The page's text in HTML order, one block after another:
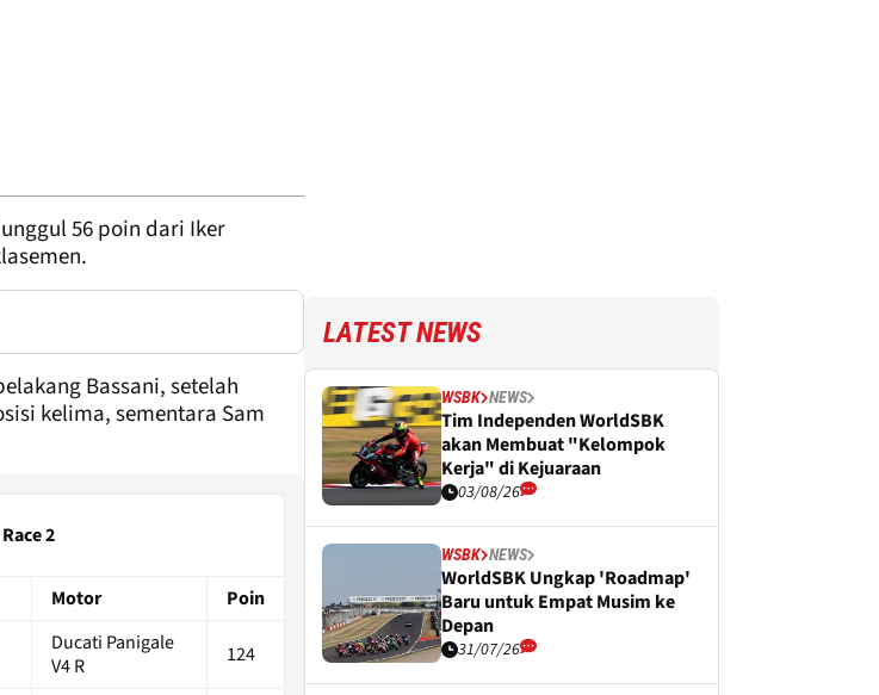
56 poin dari Iker
Bassani, setelah
kelima, sementara Sam
2
Motor Poin
Ducati Panigale
V4 R
124
LATEST NEWS
WSBK NEWS
Tim Independen WorldSBK
akan Membuat "Kelompok
Kerja" di Kejuaraan
03/08/26
WSBK NEWS
WorldSBK Ungkap 'Roadmap'
Baru untuk Empat Musim ke
Depan
31/07/26